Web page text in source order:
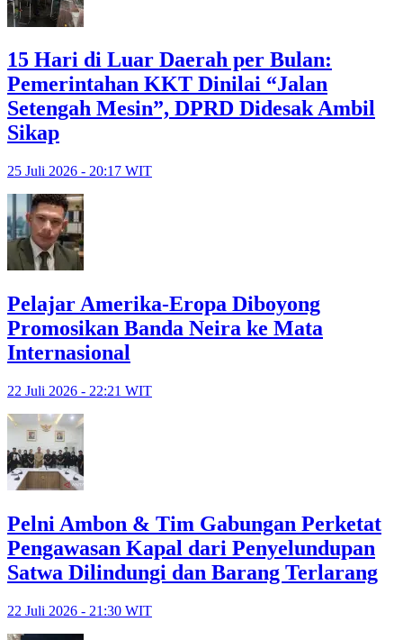
15 Hari di Luar Daerah per Bulan:
Pemerintahan KKT Dinilai “Jalan
Setengah Mesin”, DPRD Didesak Ambil
Sikap
25 Juli 2026 - 20:17 WIT
Pelajar Amerika-Eropa Diboyong
Promosikan Banda Neira ke Mata
Internasional
22 Juli 2026 - 22:21 WIT
Pelni Ambon & Tim Gabungan Perketat
Pengawasan Kapal dari Penyelundupan
Satwa Dilindungi dan Barang Terlarang
22 Juli 2026 - 21:30 WIT